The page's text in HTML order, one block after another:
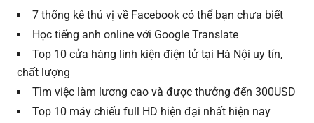
7 thống kê thú vị về Facebook có thể bạn chưa biết
Học tiếng anh online với Google Translate
Top 10 cửa hàng linh kiện điện tử tại Hà Nội uy tín,
chất lượng
Tìm việc làm lương cao và được thưởng đến 300USD
Top 10 máy chiếu full HD hiện đại nhất hiện nay